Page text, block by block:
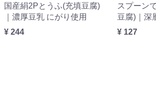
国産絹2Pとうふ(充填豆腐)
｜濃厚豆乳 にがり使用
¥ 244
スプーン
豆腐)｜深
¥ 127